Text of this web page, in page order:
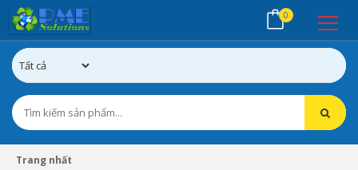
0
Trang nhất